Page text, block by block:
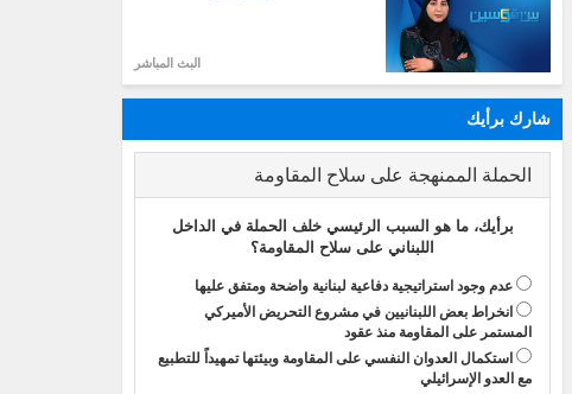
البث المباشر
شارك برأيك
الحملة الممنهجة على سلاح المقاومة
برأيك، ما هو السبب الرئيسي خلف الحملة في الداخل
اللبناني على سلاح المقاومة؟
عدم وجود استراتيجية دفاعية لبنانية واضحة ومتفق عليها
انخراط بعض اللبنانيين في مشروع التحريض الأميركي
المستمر على المقاومة منذ عقود
استكمال العدوان النفسي على المقاومة وبيئتها تمهيداً للتطبيع
مع العدو الإسرائيلي